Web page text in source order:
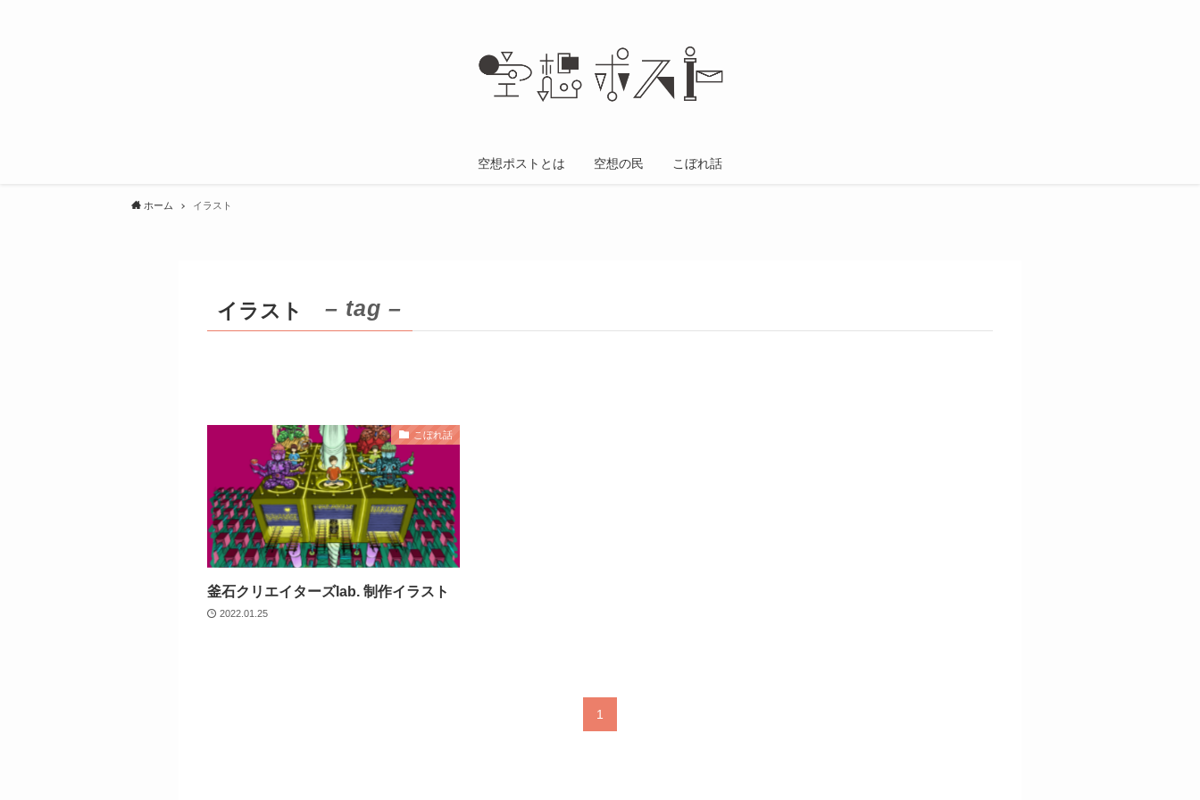
空想ポストとは 空想の民 こぼれ話
ホーム イラスト
イラスト – tag –
こぼれ話
釜石クリエイターズlab. 制作イラスト
2022.01.25
1